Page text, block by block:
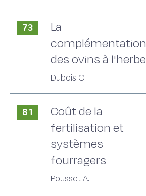
73
La
complémentation
des ovins à l'herbe
Dubois O.
81
Coût de la
fertilisation et
systèmes
fourragers
Pousset A.